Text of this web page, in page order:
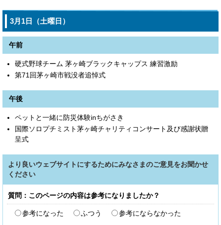
3月1日（土曜日）
午前
硬式野球チーム 茅ヶ崎ブラックキャップス 練習激励
第71回茅ヶ崎市戦没者追悼式
午後
ペットと一緒に防災体験inちがさき
国際ソロプチミスト茅ヶ崎チャリティコンサート及び感謝状贈
呈式
より良いウェブサイトにするためにみなさまのご意見をお聞かせ
ください
質問：このページの内容は参考になりましたか？
参考になった ふつう 参考にならなかった